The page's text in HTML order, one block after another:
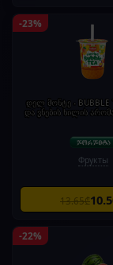
-23%
დელ მონტე - BUBBLE
და ვნების ხილის
Фрукты
13.65₾
-22%